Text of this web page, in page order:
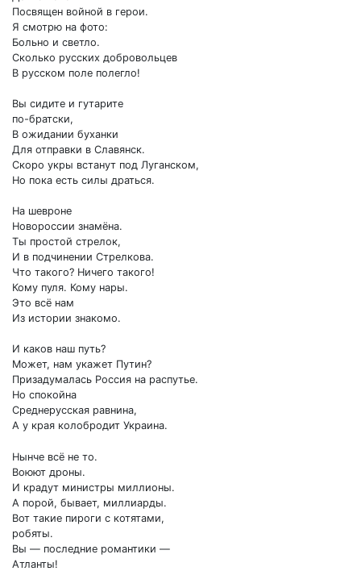
Посвящен войной в герои.
Я смотрю на фото:
Больно и светло.
Сколько русских добровольцев
В русском поле полегло!
Вы сидите и гутарите
по-братски,
В ожидании буханки
Для отправки в Славянск.
Скоро укры встанут под Луганском,
Но пока есть силы драться.
На шевроне
Новороссии знамёна.
Ты простой стрелок,
И в подчинении Стрелкова.
Что такого? Ничего такого!
Кому пуля. Кому нары.
Это всё нам
Из истории знакомо.
И каков наш путь?
Может, нам укажет Путин?
Призадумалась Россия на распутье.
Но спокойна
Среднерусская равнина,
А у края колобродит Украина.
Нынче всё не то.
Воюют дроны.
И крадут министры миллионы.
А порой, бывает, миллиарды.
Вот такие пироги с котятами,
робяты.
Вы — последние романтики —
Атланты!